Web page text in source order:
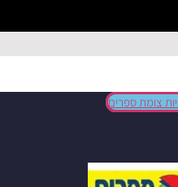
צומת ספרים